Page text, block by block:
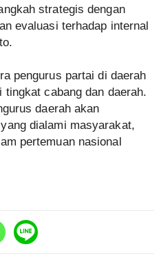
strategis dengan
evaluasi terhadap internal
pengurus partai di daerah
cabang dan daerah.
daerah akan
dialami masyarakat,
pertemuan nasional